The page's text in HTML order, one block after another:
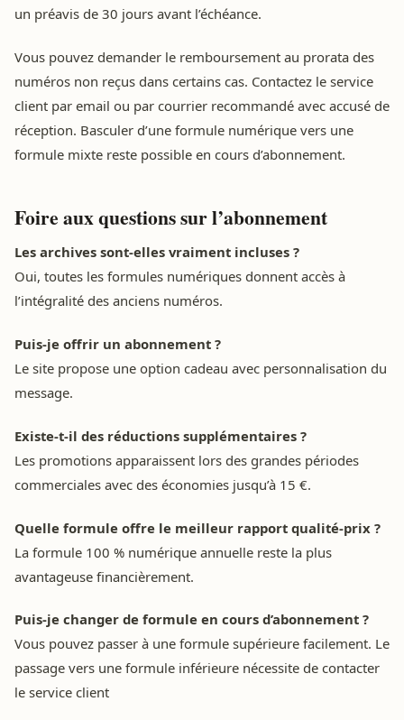
un préavis de 30 jours avant l’échéance.
Vous pouvez demander le remboursement au prorata des
numéros non reçus dans certains cas. Contactez le service
client par email ou par courrier recommandé avec accusé de
réception. Basculer d’une formule numérique vers une
formule mixte reste possible en cours d’abonnement.
Foire aux questions sur l’abonnement
Les archives sont-elles vraiment incluses ?
Oui, toutes les formules numériques donnent accès à
l’intégralité des anciens numéros.
Puis-je offrir un abonnement ?
Le site propose une option cadeau avec personnalisation du
message.
Existe-t-il des réductions supplémentaires ?
Les promotions apparaissent lors des grandes périodes
commerciales avec des économies jusqu’à 15 €.
Quelle formule offre le meilleur rapport qualité-prix ?
La formule 100 % numérique annuelle reste la plus
avantageuse financièrement.
Puis-je changer de formule en cours d’abonnement ?
Vous pouvez passer à une formule supérieure facilement. Le
passage vers une formule inférieure nécessite de contacter
le service client